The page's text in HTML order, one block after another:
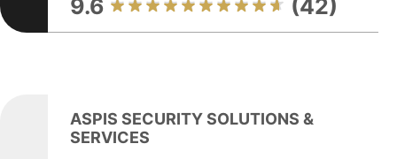
9.6 (42)
ASPIS SECURITY SOLUTIONS &
SERVICES